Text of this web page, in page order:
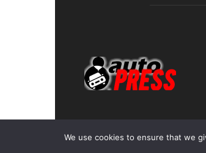
© Autopress - Sva prava pridržana.
We use cookies to ensure that we